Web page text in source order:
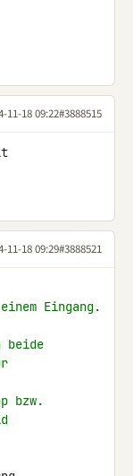
11-18 09:22#3888515
11-18 09:29#3888521
Eingang.
beide
bzw.